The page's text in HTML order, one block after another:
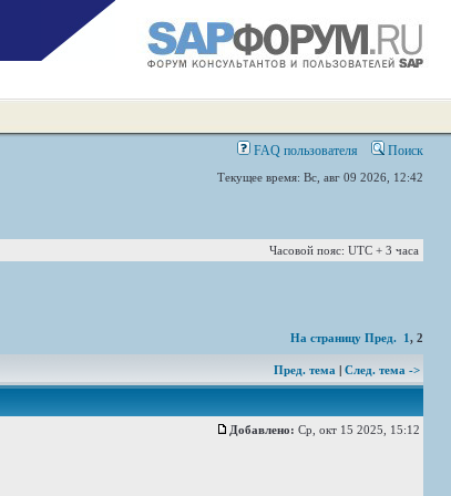
FAQ пользователя Поиск
Текущее время: Вс, авг 09 2026, 12:42
Часовой пояс: UTC + 3 часа
На страницу Пред. 1, 2
Пред. тема | След. тема ->
Добавлено: Ср, окт 15 2025, 15:12